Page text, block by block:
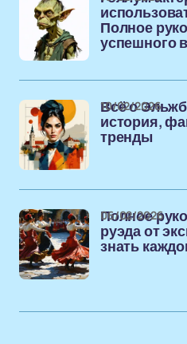
Полное
успешного
Всё о
история,
тренды
10/02/2026
Полное
руэда от
знать
06/02/2026